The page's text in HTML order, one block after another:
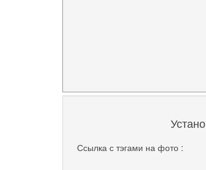
Ссылка с тэгами на фото :